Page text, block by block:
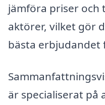
jämföra priser och
aktörer, vilket gör
bästa erbjudandet
är specialiserat på